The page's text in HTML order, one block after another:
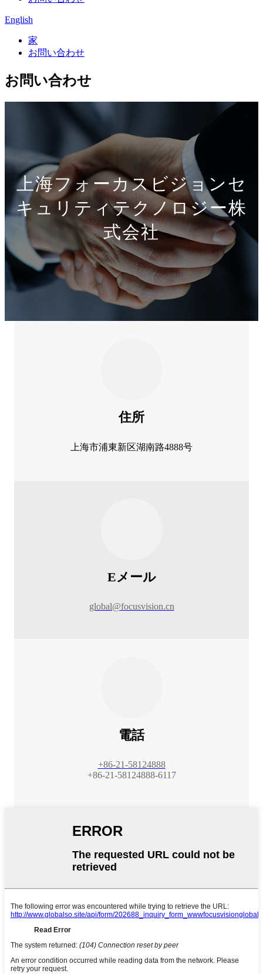
English
家
お問い合わせ
お問い合わせ
上海フォーカスビジョンセ
キュリティテクノロジー株
式会社
住所
上海市浦東新区湖南路4888号
Eメール
global@focusvision.cn
電話
+86-21-58124888
+86-21-58124888-6117